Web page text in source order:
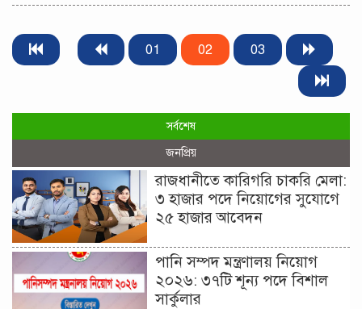
01 02 03
সর্বশেষ
জনপ্রিয়
রাজধানীতে কারিগরি চাকরি মেলা:
৩ হাজার পদে নিয়োগের সুযোগে
২৫ হাজার আবেদন
পানি সম্পদ মন্ত্রণালয় নিয়োগ
২০২৬: ৩৭টি শূন্য পদে বিশাল
সার্কুলার